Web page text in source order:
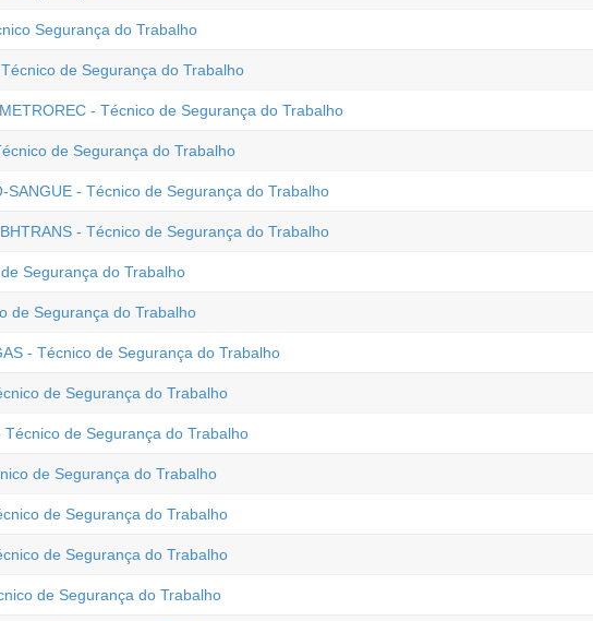
Segurança do Trabalho
de Segurança do Trabalho
- Técnico de Segurança do Trabalho
de Segurança do Trabalho
SANGUE - Técnico de Segurança do Trabalho
- Técnico de Segurança do Trabalho
Segurança do Trabalho
de Segurança do Trabalho
- Técnico de Segurança do Trabalho
de Segurança do Trabalho
Técnico de Segurança do Trabalho
de Segurança do Trabalho
de Segurança do Trabalho
de Segurança do Trabalho
de Segurança do Trabalho